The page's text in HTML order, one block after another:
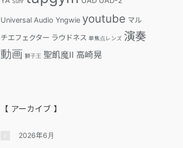
Universal Audio Yngwie youtube マル
チエフェクター ラウドネス 単焦点レンズ 演奏
動画 獅子王 聖飢魔II 高崎晃
【 アーカイブ 】
2026年6月